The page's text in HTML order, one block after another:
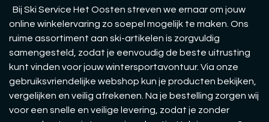
Bij Ski Service Het Oosten streven we ernaar om jouw
online winkelervaring zo soepel mogelijk te maken. Ons
ruime assortiment aan ski-artikelen is zorgvuldig
samengesteld, zodat je eenvoudig de beste uitrusting
kunt vinden voor jouw wintersportavontuur. Via onze
gebruiksvriendelijke webshop kun je producten bekijken,
vergelijken en veilig afrekenen. Na je bestelling zorgen wij
voor een snelle en veilige levering, zodat je zonder